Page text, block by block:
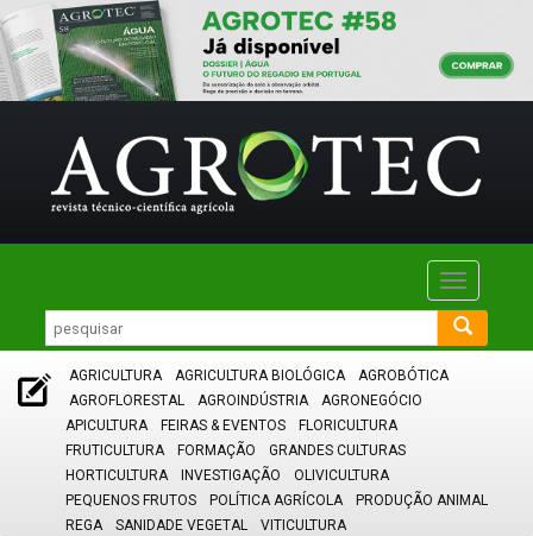
Toggle
AGRICULTURA AGRICULTURA BIOLÓGICA
AGROBÓTICA
AGROFLORESTAL
AGROINDÚSTRIA
AGRONEGÓCIO
APICULTURA
FEIRAS & EVENTOS
FLORICULTURA
FRUTICULTURA
FORMAÇÃO
GRANDES CULTURAS
HORTICULTURA
INVESTIGAÇÃO
OLIVICULTURA
PEQUENOS FRUTOS
POLÍTICA AGRÍCOLA
PRODUÇÃO ANIMAL
REGA
SANIDADE VEGETAL VITICULTURA